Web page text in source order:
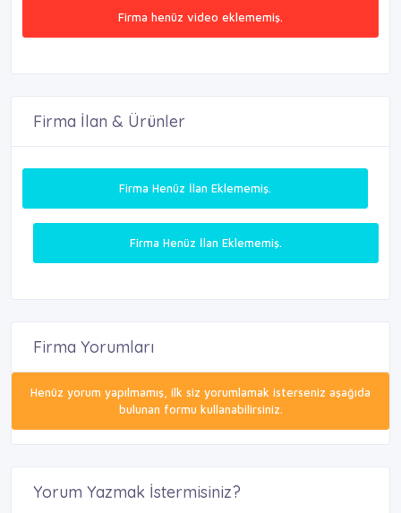
Firma henüz video eklememiş.
Firma İlan & Ürünler
Firma Henüz İlan Eklememiş.
Firma Henüz İlan Eklememiş.
Firma Yorumları
Henüz yorum yapılmamış, ilk siz yorumlamak isterseniz aşağıda
bulunan formu kullanabilirsiniz.
Yorum Yazmak İstermisiniz?